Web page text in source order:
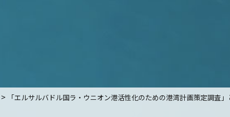
>
「エルサルバドル国ラ・ウニオン港活性化のための港湾計画策定調